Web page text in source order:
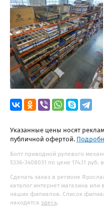
Указанные цены носят
публичной офертой.
Болт приводной рулевого
5336-3408031 по цене 174.11
Сделать заказ в регионе
каталог интернет магазина
наших филиалов. Список
находятся здесь.